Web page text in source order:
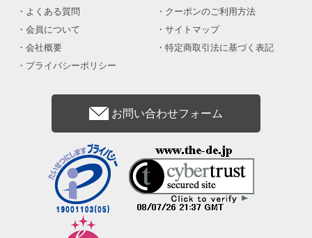
よくある質問
クーポンのご利用方法
会員について
サイトマップ
会社概要
特定商取引法に基づく表記
プライバシーポリシー
お問い合わせフォーム